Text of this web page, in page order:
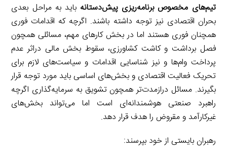
تیم‌های مخصوص برنامه‌ریزی پیش‌دستانهباید به مراحل بعدی
بحران اقتصادی نیز توجه داشته باشند. اگرچه که اقدامات فوری
همچنان فوری هستند اما در بخش کارهای مهم، مسائلی همچون
فصل برداشت و کاشت کشاورزی، سقوط بخش مالی دراثر عدم
پرداخت وام‌ها و نیز شناسایی اقدامات و سیاست‌های لازم برای
تحریک فعالیت اقتصادی و بخش‌های اساسی باید مورد توجه قرار
بگیرند. مسائل درازمدت‌تر همچون تشویق به سرمایه‌گذاری اگرچه
راهبرد صنعتی هوشمندانه‌ای است اما می‌تواند بخش‌های
غیرکارآمد و مقروض را هدف قرار دهد.
رهبران بایستی از خود بپرسند: